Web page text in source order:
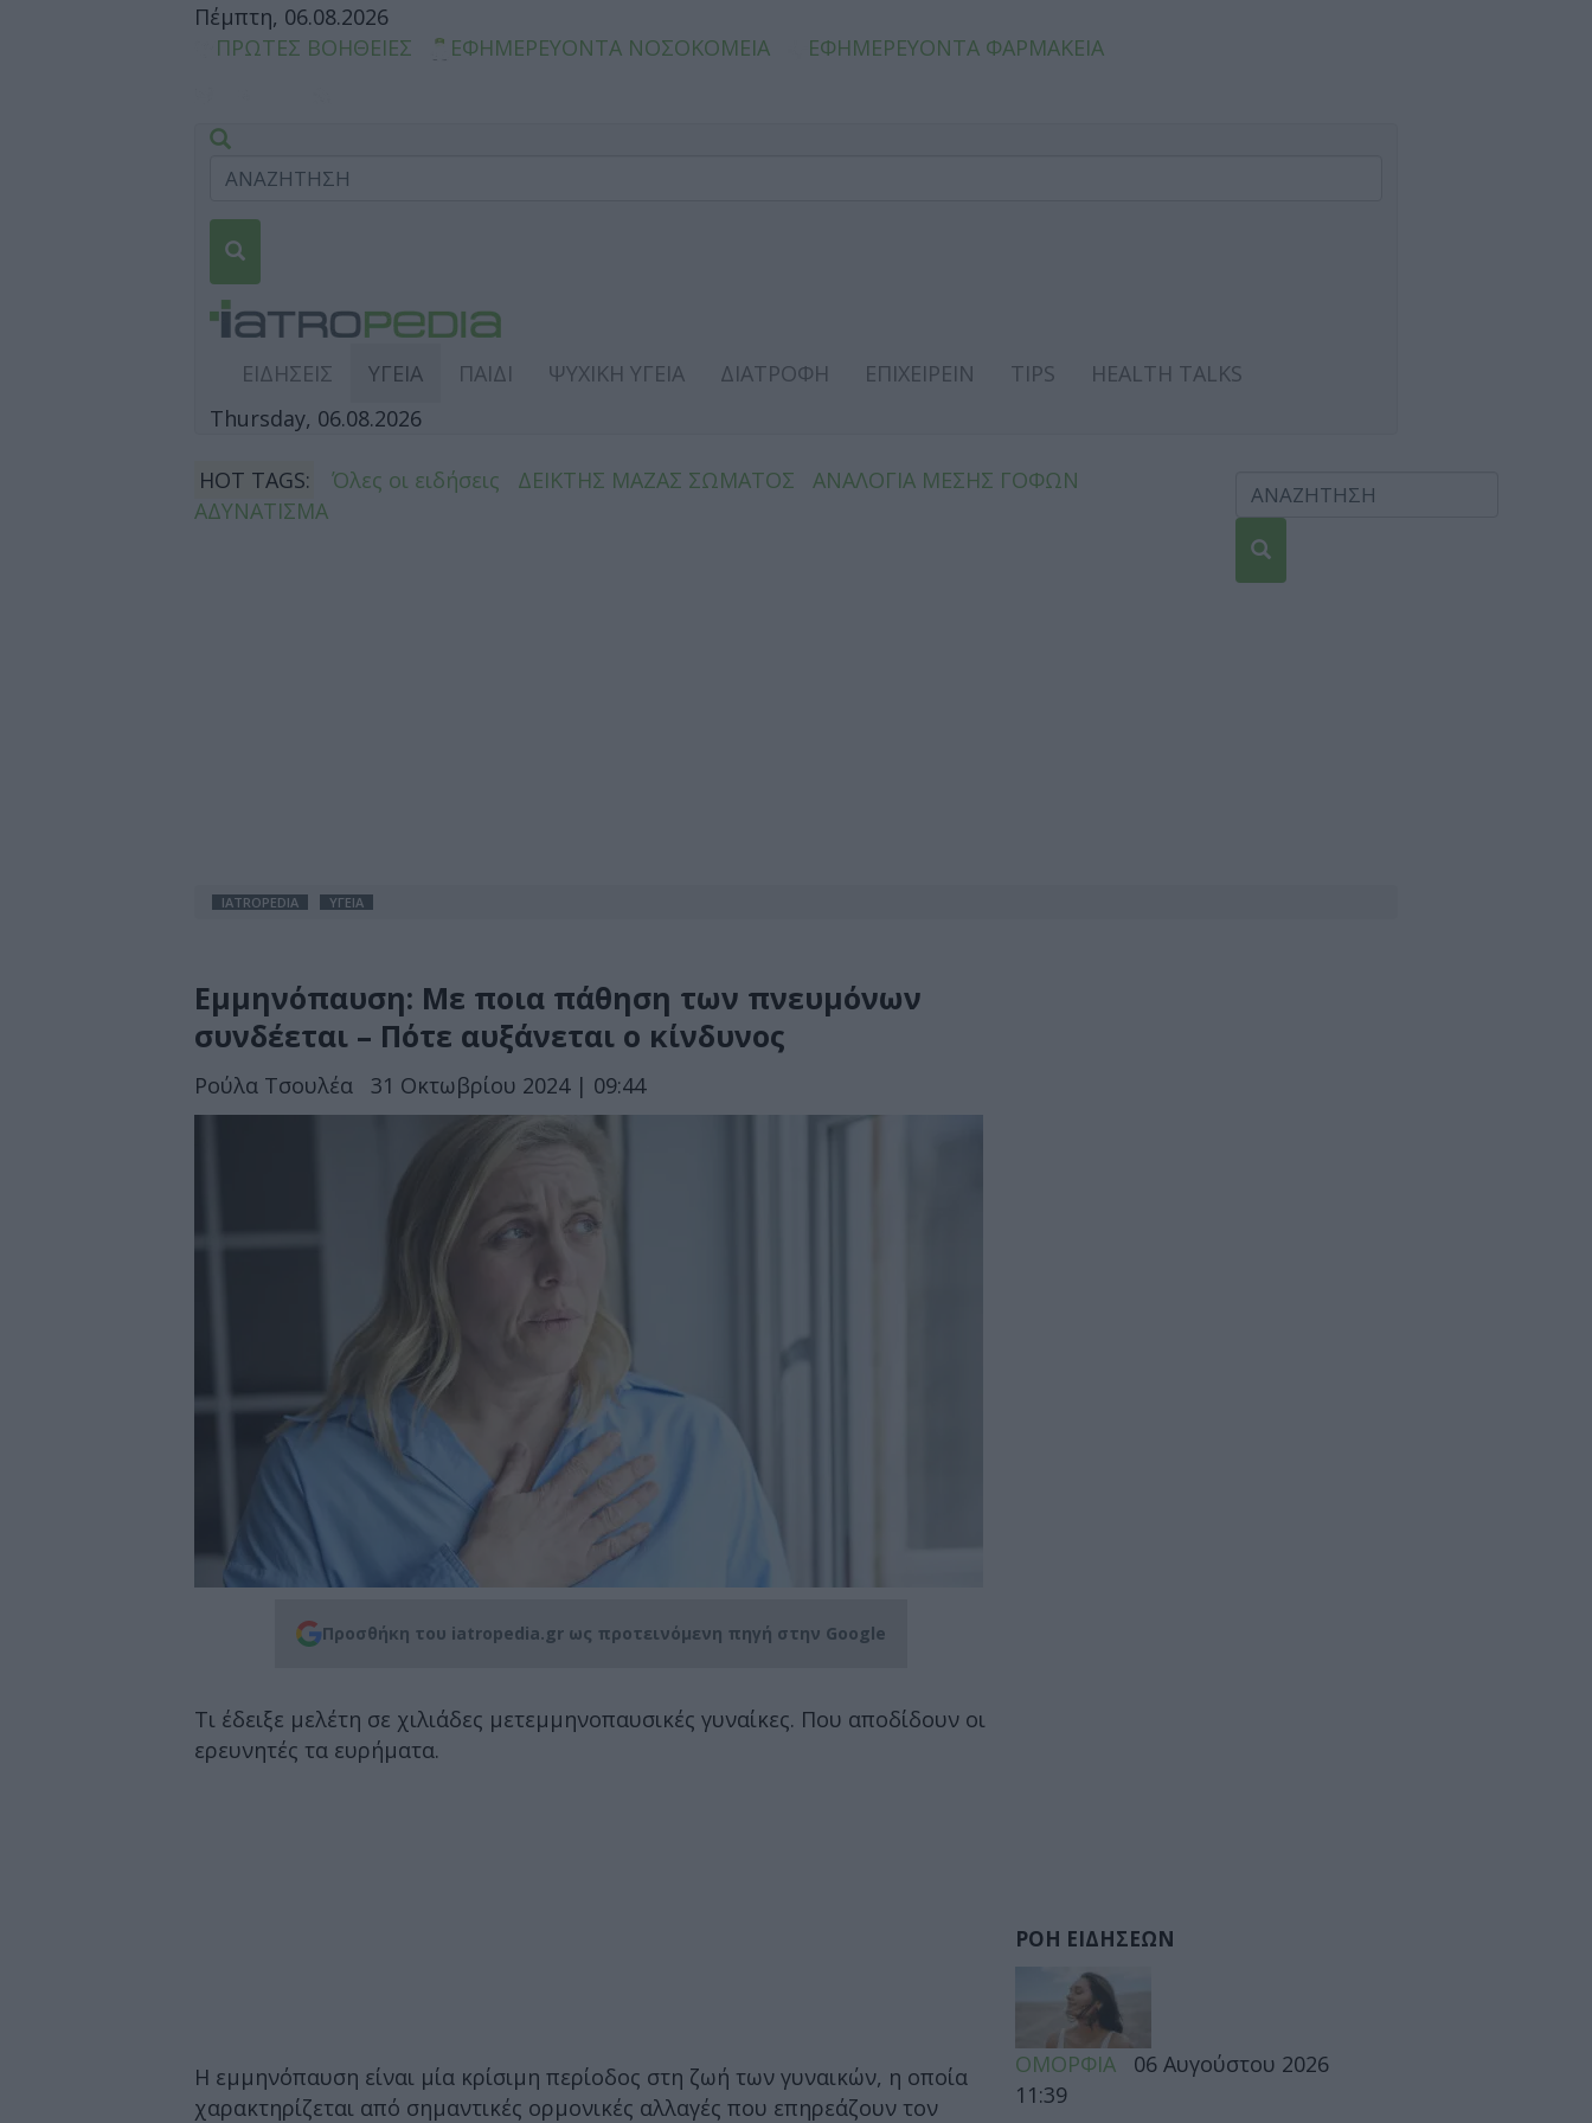
Πέμπτη, 06.08.2026
ΠΡΩΤΕΣ ΒΟΗΘΕΙΕΣ
ΕΦΗΜΕΡΕΥΟΝΤΑ ΝΟΣΟΚΟΜΕΙΑ ΕΦΗΜΕΡΕΥΟΝΤΑ ΦΑΡΜΑΚΕΙΑ
ΕΙΔΗΣΕΙΣ ΥΓΕΙΑ ΠΑΙΔΙ ΨΥΧΙΚΗ ΥΓΕΙΑ ΔΙΑΤΡΟΦΗ ΕΠΙΧΕΙΡΕΙΝ TIPS
HEALTH TALKS
Thursday, 06.08.2026
HOT TAGS: Όλες οι ειδήσεις ΔΕΙΚΤΗΣ ΜΑΖΑΣ ΣΩΜΑΤΟΣ
ΑΝΑΛΟΓΙΑ ΜΕΣΗΣ ΓΟΦΩΝ
ΑΔΥΝΑΤΙΣΜΑ
IATROPEDIA ΥΓΕΙΑ
Εμμηνόπαυση: Με ποια πάθηση των πνευμόνων
συνδέεται – Πότε αυξάνεται ο κίνδυνος
Ρούλα Τσουλέα 31 Οκτωβρίου 2024 | 09:44
Προσθήκη του iatropedia.gr ως προτεινόμενη πηγή στην Google
Τι έδειξε μελέτη σε χιλιάδες μετεμμηνοπαυσικές γυναίκες. Που αποδίδουν οι
ερευνητές τα ευρήματα.
Η εμμηνόπαυση είναι μία κρίσιμη περίοδος στη ζωή των γυναικών, η οποία
χαρακτηρίζεται από σημαντικές ορμονικές αλλαγές που επηρεάζουν τον
ΡΟΗ ΕΙΔΗΣΕΩΝ
ΟΜΟΡΦΙΑ
06 Αυγούστου 2026
11:39